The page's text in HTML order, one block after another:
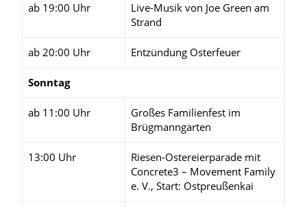
ab 19:00 Uhr
Live-Musik von Joe Green am
Strand
ab 20:00 Uhr Entzündung Osterfeuer
Sonntag
ab 11:00 Uhr
Großes Familienfest im
Brügmanngarten
13:00 Uhr
Riesen-Ostereierparade mit
Concrete3 – Movement Family
e. V., Start: Ostpreußenkai